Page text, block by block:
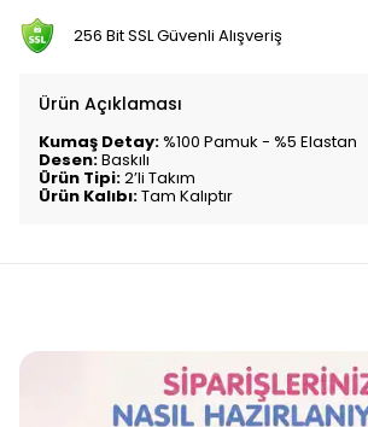
256 Bit SSL Güvenli Alışveriş
Ürün Açıklaması
Kumaş Detay:%100 Pamuk - %5 Elastan
Desen:Baskılı
Ürün Tipi:2’li Takım
Ürün Kalıbı:Tam Kalıptır